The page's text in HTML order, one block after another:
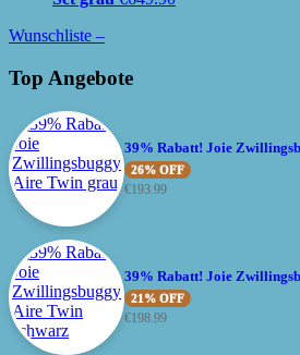
Wunschliste –
Top Angebote
39% Rabatt! Joie
26% OFF
€193.99
39% Rabatt! Joie
21% OFF
€198.99